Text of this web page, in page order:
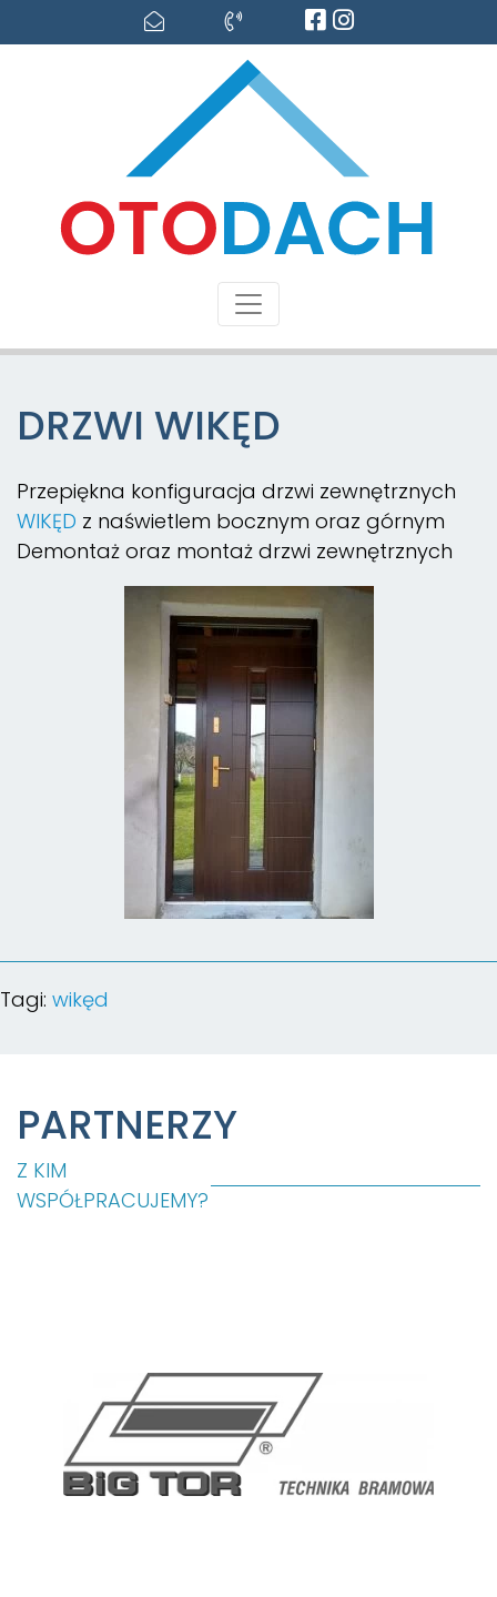
DRZWI WIKĘD
Przepiękna konfiguracja drzwi zewnętrznych
WIKĘD z naświetlem bocznym oraz górnym
Demontaż oraz montaż drzwi zewnętrznych
Tagi: wikęd
PARTNERZY
Z KIM
WSPÓŁPRACUJEMY?